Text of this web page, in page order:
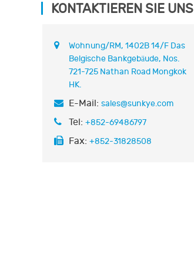
KONTAKTIEREN SIE UNS
Wohnung/RM, 1402B 14/F Das
Belgische Bankgebäude, Nos.
721-725 Nathan Road Mongkok
HK.
E-Mail: sales@sunkye.com
Tel: +852-69486797
Fax: +852-31828508